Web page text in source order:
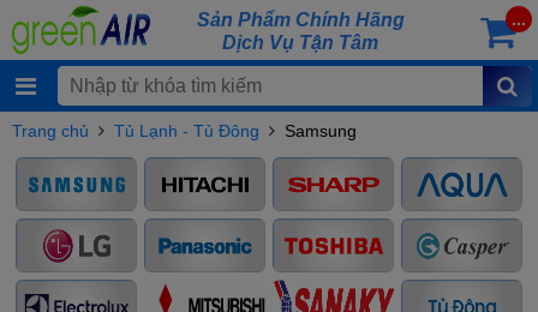
Sản Phẩm Chính Hãng
Dịch Vụ Tận Tâm
...
Trang chủ Tủ Lạnh - Tủ Đông Samsung